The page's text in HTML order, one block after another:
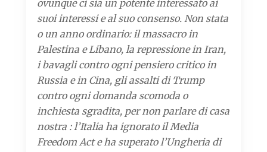
ovunque ci sia un potente interessato ai
suoi interessi e al suo consenso. Non stata
o un anno ordinario: il massacro in
Palestina e Libano, la repressione in Iran,
i bavagli contro ogni pensiero critico in
Russia e in Cina, gli assalti di Trump
contro ogni domanda scomoda o
inchiesta sgradita, per non parlare di casa
nostra : l’Italia ha ignorato il Media
Freedom Act e ha superato l’Ungheria di